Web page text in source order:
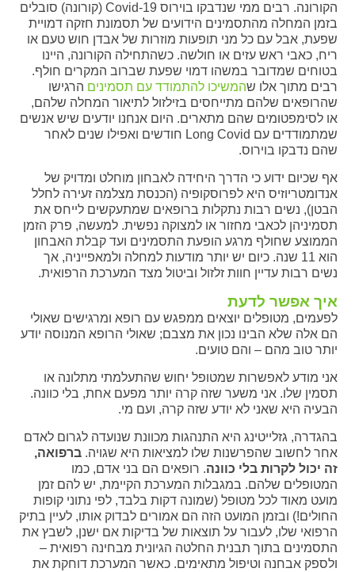
הקורונה. רבים ממי שנדבקו בוירוס Covid-19 (קורונה) סובלים
בזמן המחלה מהתסמינים הידועים של תסמונת חזקה דמויית
שפעת, אבל עם כל מני תופעות מוזרות של אבדן חוש טעם או
ריח, כאבי ראש עזים או חולשה. כשהתחילה הקורונה, היינו
בטוחים שמדובר במשהו דמוי שפעת שברוב המקרים חולף.
רבים מתוך אלו שהמשיכו להתמודד עם תסמינים הרגישו
שהרופאים שלהם מתייחסים בזילזול לתיאור המחלה שלהם,
או לסימפטומים שהם מתארים. היום אנחנו יודעים שיש אנשים
שמתמודדים עם Long Covid חודשים ואפילו שנים לאחר
שהם נדבקו בוירוס.
אף שכיום ידוע כי הדרך היחידה לאבחון מוחלט ומדויק של
אנדומטריוזיס היא לפרוסקופיה (הכנסת מצלמה זעירה לחלל
הבטן), נשים רבות נתקלות ברופאים שמתעקשים לייחס את
תסמיניהן לכאבי מחזור או למצוקה נפשית. למעשה, פרק הזמן
הממוצע שחולף מרגע הופעת התסמינים ועד קבלת האבחון
הוא 11 שנה. כיום יש יותר מודעות למחלה ולמאפייניה, אך
נשים רבות עדיין חוות זלזול וביטול מצד המערכת הרפואית.
איך אפשר לדעת
לפעמים, מטופלים יוצאים ממפגש עם רופא ומרגישים שאולי
הם אלה שלא הבינו נכון את מצבם; שאולי הרופא המנוסה יודע
יותר טוב מהם – והם טועים.
אני מודע לאפשרות שמטופל יחוש שהתעלמתי מתלונה או
תסמין שלו. אני משער שזה קרה יותר מפעם אחת, בלי כוונה.
הבעיה היא שאני לא יודע שזה קרה, ועם מי.
בהגדרה, גזלייטינג היא התנהגות מכוונת שנועדה לגרום לאדם
אחר לחשוב שהפרשנות שלו למציאות היא שגויה.ברפואה,
זה יכול לקרות בלי כוונה. רופאים הם בני אדם, כמו
המטופלים שלהם. במגבלות המערכת הקיימת, יש להם זמן
מועט מאוד לכל מטופל (שמונה דקות בלבד, לפי נתוני קופות
החולים!) ובזמן המועט הזה הם אמורים לבדוק אותו, לעיין בתיק
הרפואי שלו, לעבור על תוצאות של בדיקות אם ישנן, לשבץ את
התסמינים בתוך תבנית החלטה הגיונית מבחינה רפואית –
ולספק אבחנה וטיפול מתאימים. כאשר המערכת דוחקת את